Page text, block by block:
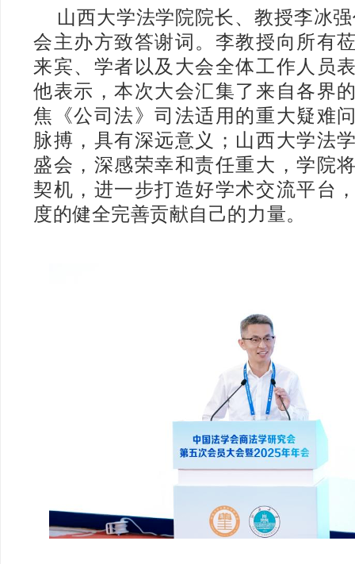
山西大学法学院院长、教授李冰
会主办方致答谢词。李教授向所有
来宾、学者以及大会全体工作人员
他表示，本次大会汇集了来自各界
焦《公司法》司法适用的重大疑难
脉搏，具有深远意义；山西大学法
盛会，深感荣幸和责任重大，学院
契机，进一步打造好学术交流平台
度的健全完善贡献自己的力量。